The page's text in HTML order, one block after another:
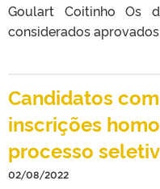
Goulart Coitinho Os
considerados aprovados.
Candidatos com
inscrições
processo
02/08/2022